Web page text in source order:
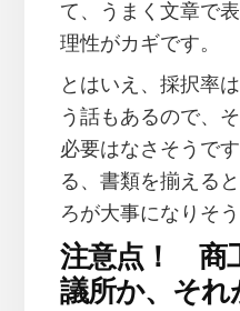
て、うまく文章で
理性がカギです。
とはいえ、採択率
う話もあるので、
必要はなさそうで
る、書類を揃える
ろが大事になりそう
注意点！ 商
議所か、それ